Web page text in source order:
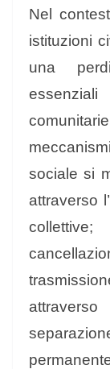
Nel
istituzioni
una
sociale si
attraverso